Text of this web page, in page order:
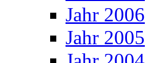
Jahr 2006
Jahr 2005